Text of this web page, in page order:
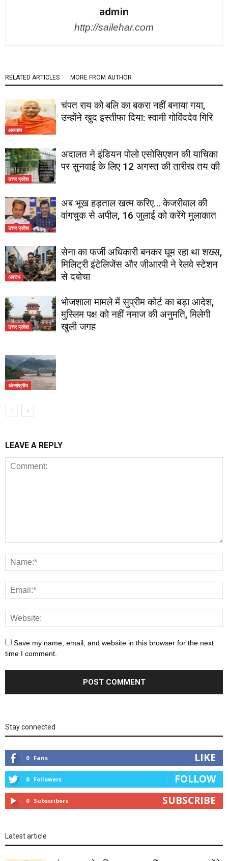
admin
http://sailehar.com
RELATED ARTICLES MORE FROM AUTHOR
अध्यात्म
चंपत राय को बलि का बकरा नहीं बनाया गया,
उन्होंने खुद इस्तीफा दिया: स्वामी गोविंददेव गिरि
उत्तर प्रदेश
अदालत ने इंडियन पोलो एसोसिएशन की याचिका
पर सुनवाई के लिए 12 अगस्त की तारीख तय की
उत्तर प्रदेश
अब भूख हड़ताल खत्म करिए… केजरीवाल की
वांगचुक से अपील, 16 जुलाई को करेंगे मुलाकात
अपराध
सेना का फर्जी अधिकारी बनकर घूम रहा था शख्स,
मिलिट्री इंटेलिजेंस और जीआरपी ने रेलवे स्टेशन
से दबोचा
उत्तर प्रदेश
भोजशाला मामले में सुप्रीम कोर्ट का बड़ा आदेश,
मुस्लिम पक्ष को नहीं नमाज की अनुमति, मिलेगी
खुली जगह
अंतर्राष्ट्रीय
LEAVE A REPLY
Save my name, email, and website in this browser for the next
time I comment.
Stay connected
0 Fans LIKE
0 Followers FOLLOW
0 Subscribers SUBSCRIBE
Latest article